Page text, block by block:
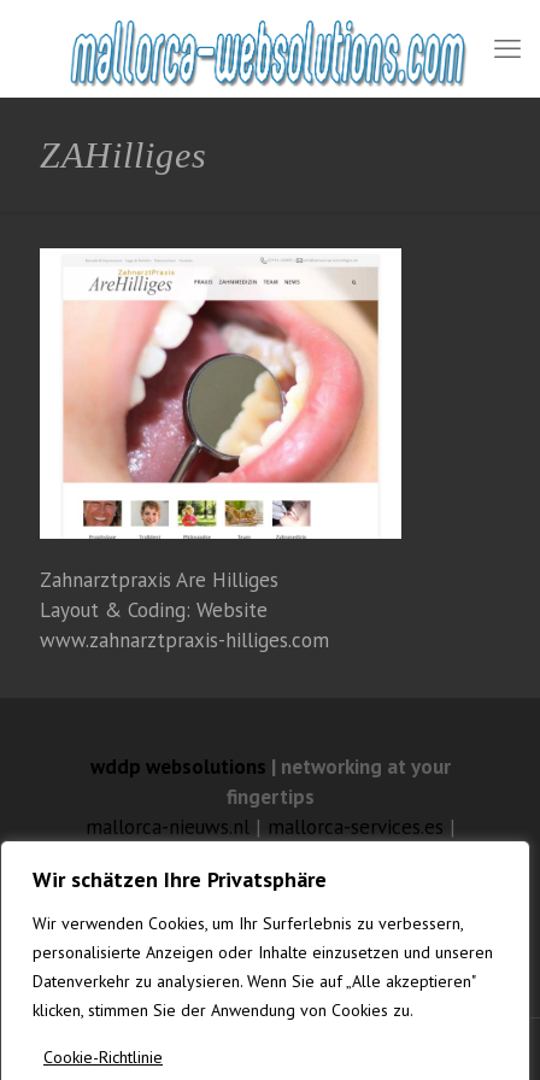
Wir schätzen Ihre Privatsphäre
Wir verwenden Cookies, um Ihr Surferlebnis zu verbessern,
personalisierte Anzeigen oder Inhalte einzusetzen und unseren
Datenverkehr zu analysieren. Wenn Sie auf „Alle akzeptieren"
klicken, stimmen Sie der Anwendung von Cookies zu.
Cookie-Richtlinie
ZAHilliges
Zahnarztpraxis Are Hilliges
Layout & Coding: Website
www.zahnarztpraxis-hilliges.com
wddp websolutions | networking at your
fingertips
mallorca-nieuws.nl| mallorca-services.es |
mallorca-websolutions.com
fotografia.com |gustavknudsen.com|
vanrenesse.de
© MALLORCA-WEBSOLUTIONS.COM